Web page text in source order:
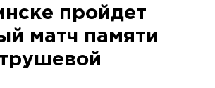
пройдет
матч памяти